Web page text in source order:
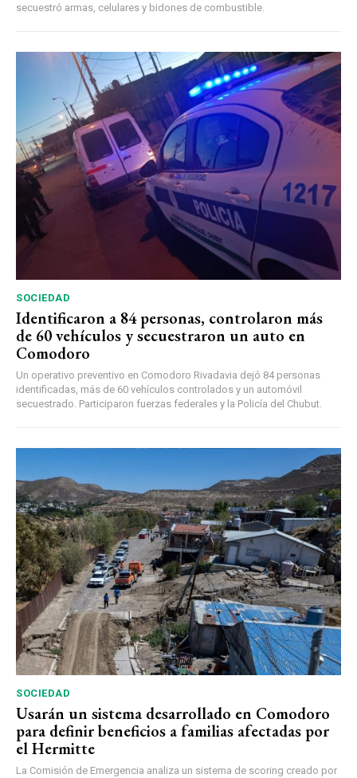
secuestró armas, celulares y bidones de combustible.
SOCIEDAD
Identificaron a 84 personas, controlaron más
de 60 vehículos y secuestraron un auto en
Comodoro
Un operativo preventivo en Comodoro Rivadavia dejó 84 personas
identificadas, más de 60 vehículos controlados y un automóvil
secuestrado. Participaron fuerzas federales y la Policía del Chubut.
SOCIEDAD
Usarán un sistema desarrollado en Comodoro
para definir beneficios a familias afectadas por
el Hermitte
La Comisión de Emergencia analiza un sistema de scoring creado por